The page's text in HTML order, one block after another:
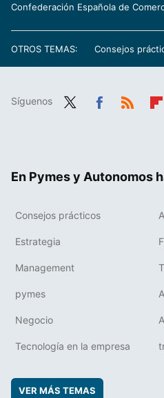
Confederación Española de
OTROS TEMAS: Consejos
Síguenos
En Pymes y Autonomos
Consejos prácticos
Estrategia
Management
pymes
Negocio
Tecnología en la empresa
VER MÁS TEMAS